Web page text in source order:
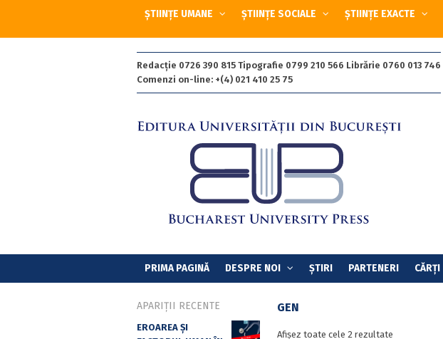
ȘTIINȚE UMANE ȘTIINȚE SOCIALE ȘTIINȚE EXACTE
Redacție 0726 390 815 Tipografie 0799 210 566 Librărie 0760 013 746
Comenzi on-line: +(4) 021 410 25 75
PRIMA PAGINĂ DESPRE NOI ȘTIRI PARTENERI CĂRȚI
GEN
Afișez toate cele 2 rezultateSortat
APARIȚII RECENTE
EROAREA ȘI